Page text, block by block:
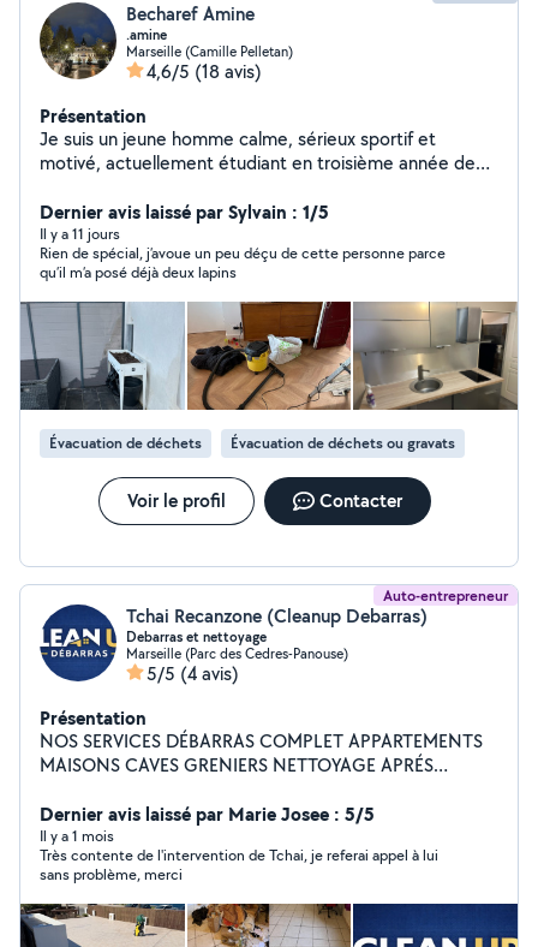
Becharef Amine
.amine
Marseille (Camille Pelletan)
4,6/5 (18 avis)
Présentation
Je suis un jeune homme calme, sérieux sportif et
motivé, actuellement étudiant en troisième année de
possède de compétences en bricolage et en
maintenance, acquises au fil de mes nombreuses
expériences. Autonome, appliqué et toujours prêt à
apprendre, je m'investis pleinement dans chaque
mission qui m'est confiée.
Dernier avis laissé par Sylvain : 1/5
Il y a 11 jours
Rien de spécial, j’avoue un peu déçu de cette personne parce
qu’il m’a posé déjà deux lapins
Évacuation de déchets Évacuation de déchets ou gravats
Voir le profil Contacter
Auto-entrepreneur
Tchai Recanzone (Cleanup Debarras)
Debarras et nettoyage
Marseille (Parc des Cedres-Panouse)
5/5 (4 avis)
Présentation
NOS SERVICES DÉBARRAS COMPLET APPARTEMENTS
MAISONS CAVES GRENIERS NETTOYAGE APRÉS
LOGEMENTS INSALUBRES CAS EXTRÈMES GESTION
DES DÉCHETS ÉVACUATION EN DÉCHÉTERIE
PROFESSIONNELLE NOS AVANTAGES DEVIS GRATUIT
& SANS SURPRISE INTERVENTION RAPIDE DANUS
TOUT DÉPARTEMENT SERVICE SOIGNÉ & DISCRET
RESPECT DES LIEUX & DE ENVIRONNEMENT
Dernier avis laissé par Marie Josee : 5/5
Il y a 1 mois
Très contente de l'intervention de Tchai, je referai appel à lui
sans problème, merci